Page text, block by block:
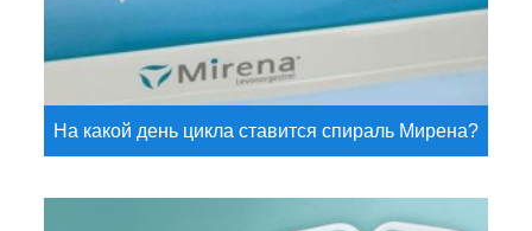
На какой день цикла ставится спираль Мирена?